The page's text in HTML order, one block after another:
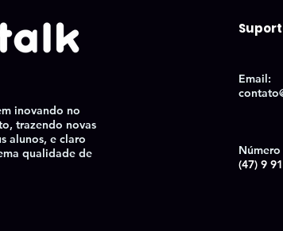
inovando no
trazendo novas
alunos, e claro
qualidade de
Email:
(47) 9